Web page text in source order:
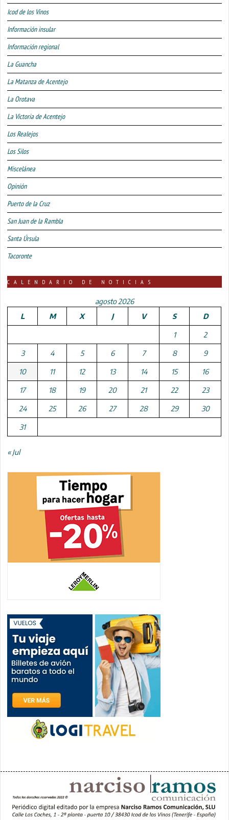
Icod de los Vinos
Información insular
Información regional
La Guancha
La Matanza de Acentejo
La Orotava
La Victoria de Acentejo
Los Realejos
Los Silos
Miscelánea
Opinión
Puerto de la Cruz
San Juan de la Rambla
Santa Úrsula
Tacoronte
CALENDARIO DE NOTICIAS
agosto 2026
L
M X J V S D
1 2
3 4 5 6 7 8 9
10 11 12 13 14 15 16
17 18 19 20 21 22 23
24 25 26 27 28 29 30
31
« Jul